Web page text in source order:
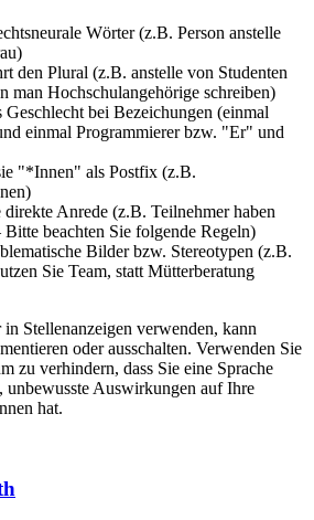
Wörter (z.B. Person anstelle
den Plural (z.B. anstelle von Studenten
man Hochschulangehörige schreiben)
Geschlecht bei Bezeichungen (einmal
einmal Programmierer bzw. "Er" und
"*Innen" als Postfix (z.B.
direkte Anrede (z.B. Teilnehmer haben
beachten Sie folgende Regeln)
Bilder bzw. Stereotypen (z.B.
Sie Team, statt Mütterberatung
Stellenanzeigen verwenden, kann
oder ausschalten. Verwenden Sie
zu verhindern, dass Sie eine Sprache
unbewusste Auswirkungen auf Ihre
hat.